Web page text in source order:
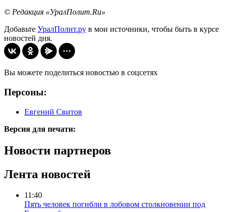
© Редакция «УралПолит.Ru»
Добавьте УралПолит.ру в мои источники, чтобы быть в курсе
новостей дня.
Вы можете поделиться новостью в соцсетях
Персоны:
Евгений Свитов
Версия для печати:
Новости партнеров
Лента новостей
11:40
Пять человек погибли в лобовом столкновении под